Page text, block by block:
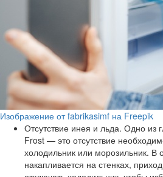
Изображение от fabrikasimf на Freepik
Отсутствие инея и льда. Одно из
Frost — это отсутствие
холодильник или морозильник. В
накапливается на стенках,